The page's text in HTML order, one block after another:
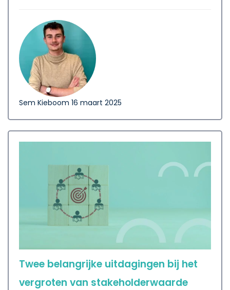
Sem Kieboom 16 maart 2025
Twee belangrijke uitdagingen bij het
vergroten van stakeholderwaarde